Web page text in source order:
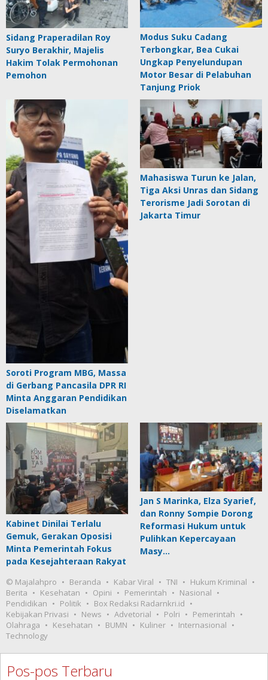
Sidang Praperadilan Roy
Suryo Berakhir, Majelis
Hakim Tolak Permohonan
Pemohon
Modus Suku Cadang
Terbongkar, Bea Cukai
Ungkap Penyelundupan
Motor Besar di Pelabuhan
Tanjung Priok
Soroti Program MBG, Massa
di Gerbang Pancasila DPR RI
Minta Anggaran Pendidikan
Diselamatkan
Mahasiswa Turun ke Jalan,
Tiga Aksi Unras dan Sidang
Terorisme Jadi Sorotan di
Jakarta Timur
Kabinet Dinilai Terlalu
Gemuk, Gerakan Oposisi
Minta Pemerintah Fokus
pada Kesejahteraan Rakyat
Jan S Marinka, Elza Syarief,
dan Ronny Sompie Dorong
Reformasi Hukum untuk
Pulihkan Kepercayaan
Masy…
© Majalahpro Beranda Kabar Viral TNI
Hukum Kriminal
Berita
Kesehatan Opini Pemerintah
Nasional
Pendidikan
Politik
Box Redaksi Radarnkri.id
Kebijakan Privasi
News Advetorial Polri
Pemerintah
Olahraga
Kesehatan BUMN Kuliner
Internasional
Technology
Pos-pos Terbaru